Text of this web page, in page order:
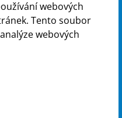
webových
Tento soubor
webových